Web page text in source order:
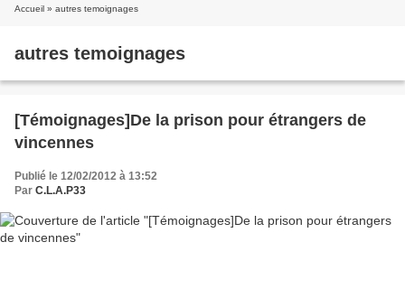
Accueil » autres temoignages
autres temoignages
[Témoignages]De la prison pour étrangers de
vincennes
Publié le 12/02/2012 à 13:52
Par C.L.A.P33